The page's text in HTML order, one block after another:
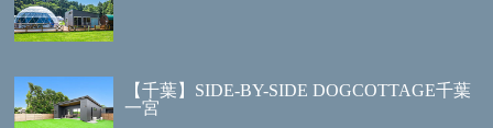
【千葉】SIDE-BY-SIDE DOGCOTTAGE千葉
一宮